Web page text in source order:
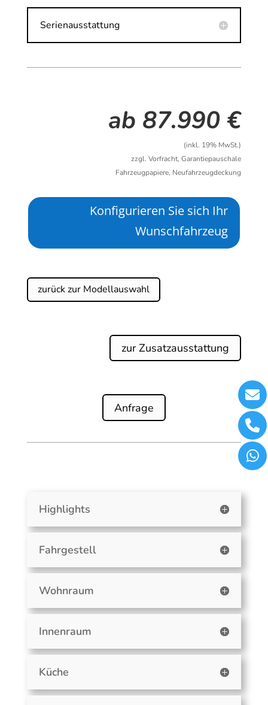
Serienausstattung
ab 87.990 €
(inkl. 19% MwSt.)
zzgl. Vorfracht, Garantiepauschale
Fahrzeugpapiere, Neufahrzeugdeckung
Konfigurieren Sie sich Ihr
Wunschfahrzeug
zurück zur Modellauswahl
zur Zusatzausstattung
Anfrage
Highlights
Fahrgestell
Wohnraum
Innenraum
Küche